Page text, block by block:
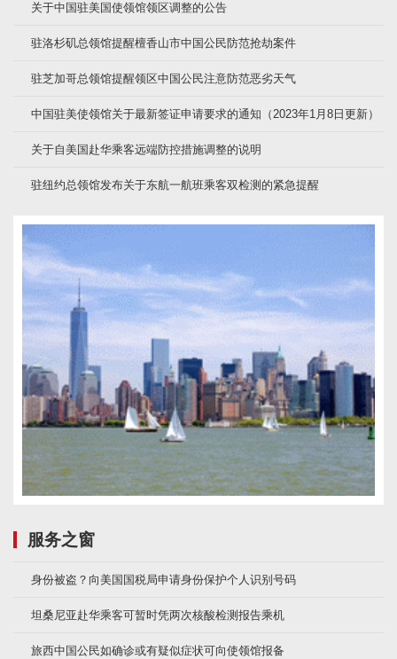
关于中国驻美国使领馆领区调整的公告
驻洛杉矶总领馆提醒檀香山市中国公民防范抢劫案件
驻芝加哥总领馆提醒领区中国公民注意防范恶劣天气
中国驻美使领馆关于最新签证申请要求的通知（2023年1月8日更新）
关于自美国赴华乘客远端防控措施调整的说明
驻纽约总领馆发布关于东航一航班乘客双检测的紧急提醒
服务之窗
身份被盗？向美国国税局申请身份保护个人识别号码
坦桑尼亚赴华乘客可暂时凭两次核酸检测报告乘机
旅西中国公民如确诊或有疑似症状可向使领馆报备